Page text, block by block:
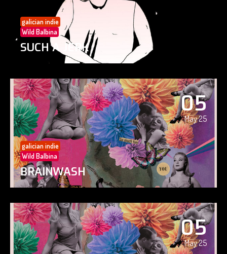
galician indie
Wild Balbina
SUCH A JERK
05
May 25
galician indie
Wild Balbina
BRAINWASH
05
May 25